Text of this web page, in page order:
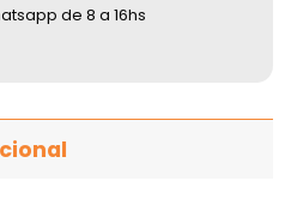
de 8 a 16hs